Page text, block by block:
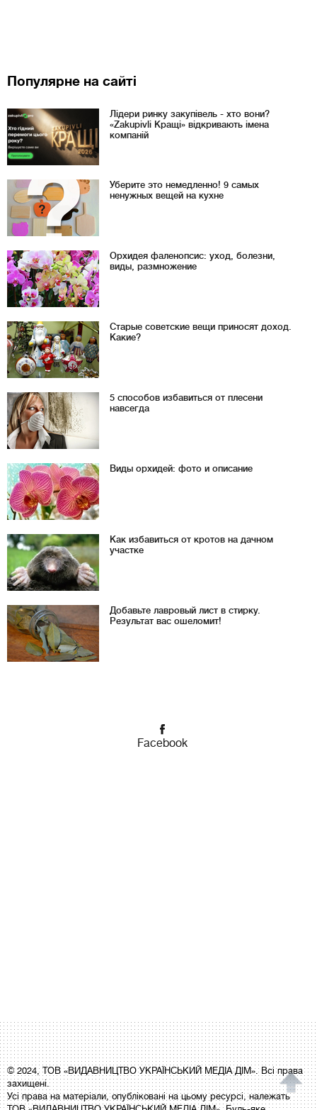
Популярне на сайті
Лідери ринку закупівель - хто вони?
«Zakupivli Кращі» відкривають імена
компаній
Уберите это немедленно! 9 самых
ненужных вещей на кухне
Орхидея фаленопсис: уход, болезни,
виды, размножение
Старые советские вещи приносят доход.
Какие?
5 способов избавиться от плесени
навсегда
Виды орхидей: фото и описание
Как избавиться от кротов на дачном
участке
Добавьте лавровый лист в стирку.
Результат вас ошеломит!
Facebook
© 2024, ТОВ «ВИДАВНИЦТВО УКРАЇНСЬКИЙ МЕДІА ДІМ». Всі права
захищені.
Усі права на матеріали, опубліковані на цьому ресурсі, належать